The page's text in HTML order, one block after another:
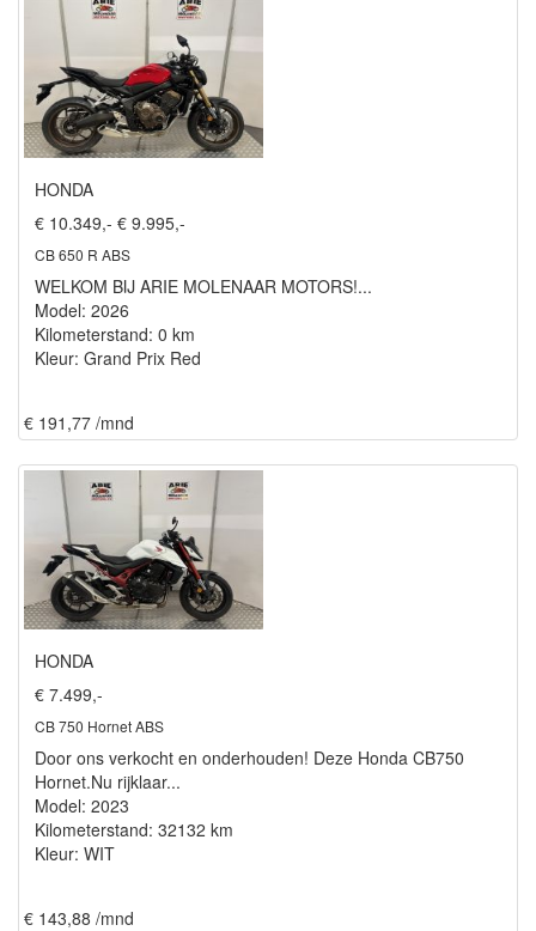
HONDA
€ 10.349,- € 9.995,-
CB 650 R ABS
WELKOM BIJ ARIE MOLENAAR MOTORS!...
Model: 2026
Kilometerstand: 0 km
Kleur: Grand Prix Red
€ 191,77 /mnd
HONDA
€ 7.499,-
CB 750 Hornet ABS
Door ons verkocht en onderhouden! Deze Honda CB750
Hornet.Nu rijklaar...
Model: 2023
Kilometerstand: 32132 km
Kleur: WIT
€ 143,88 /mnd